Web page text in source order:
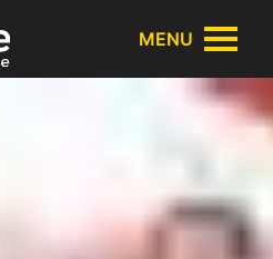
MENU